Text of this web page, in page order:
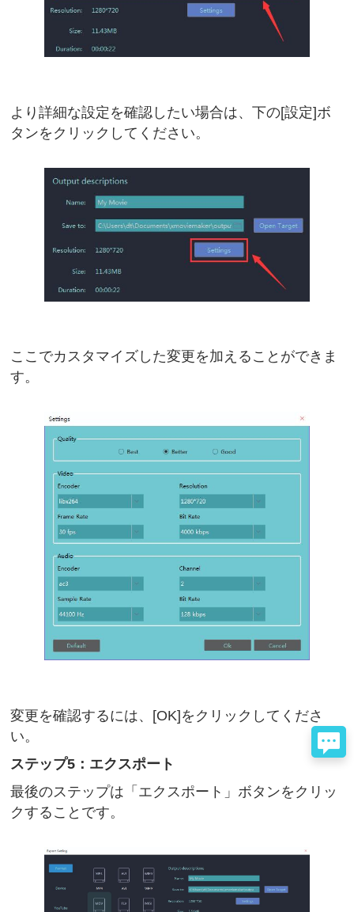
より詳細な設定を確認したい場合は、下の[設定]ボ
タンをクリックしてください。
ここでカスタマイズした変更を加えることができま
す。
変更を確認するには、[OK]をクリックしてくださ
い。
ステップ5：エクスポート
最後のステップは「エクスポート」ボタンをクリッ
クすることです。